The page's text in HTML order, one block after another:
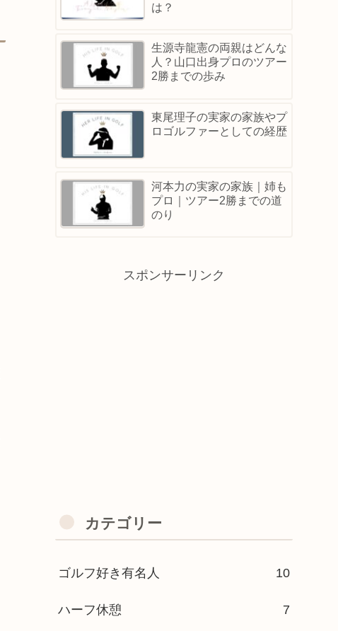
は？
生源寺龍憲の両親はどんな
人？山口出身プロのツアー
2勝までの歩み
東尾理子の実家の家族やプ
ロゴルファーとしての経歴
河本力の実家の家族｜姉も
プロ｜ツアー2勝までの道
のり
スポンサーリンク
カテゴリー
ゴルフ好き有名人 10
ハーフ休憩 7